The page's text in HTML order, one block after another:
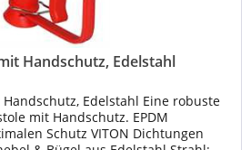
Handschutz, Edelstahl
Edelstahl Eine robuste
mit Handschutz. EPDM
Schutz VITON Dichtungen